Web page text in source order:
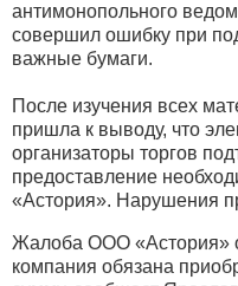
антимонопольного
совершил ошибку при
важные бумаги.
После изучения всех
пришла к выводу, что
организаторы торгов
предоставление
«Астория». Нарушения
Жалоба ООО «Астория»
компания обязана